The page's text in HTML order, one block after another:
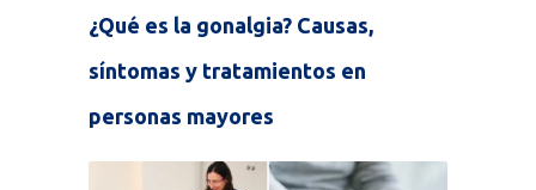
¿Qué es la gonalgia? Causas,
síntomas y tratamientos en
personas mayores